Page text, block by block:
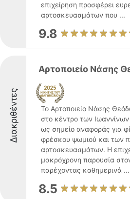
επιχείρηση προσφέρει
αρτοσκευασμάτων που ...
9.8
Διακριθέντες
Αρτοποιείο Νάσης
Το Αρτοποιείο Νάσης
στο κέντρο των Ιωαννίνων
ως σημείο αναφοράς για
φρέσκου ψωμιού και των
αρτοσκευασμάτων. Η
μακρόχρονη παρουσία
παρέχοντας καθημερινά ...
8.5